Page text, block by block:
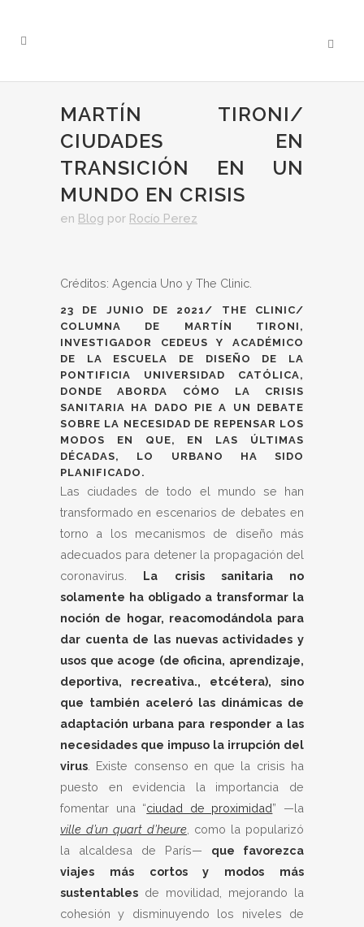
MARTÍN TIRONI/
CIUDADES EN
TRANSICIÓN EN UN
MUNDO EN CRISIS
en Blog por Rocío Perez
Créditos: Agencia Uno y The Clinic.
23 DE JUNIO DE 2021/ THE CLINIC/
COLUMNA DE MARTÍN TIRONI,
INVESTIGADOR CEDEUS Y ACADÉMICO
DE LA ESCUELA DE DISEÑO DE LA
PONTIFICIA UNIVERSIDAD CATÓLICA,
DONDE ABORDA CÓMO LA CRISIS
SANITARIA HA DADO PIE A UN DEBATE
SOBRE LA NECESIDAD DE REPENSAR LOS
MODOS EN QUE, EN LAS ÚLTIMAS
DÉCADAS, LO URBANO HA SIDO
PLANIFICADO.
Las ciudades de todo el mundo se han
transformado en escenarios de debates en
torno a los mecanismos de diseño más
adecuados para detener la propagación del
coronavirus.
La crisis sanitaria no
solamente ha obligado a transformar la
noción de hogar, reacomodándola para
dar cuenta de las nuevas actividades y
usos que acoge (de oficina, aprendizaje,
deportiva, recreativa., etcétera), sino
que también aceleró las dinámicas de
adaptación urbana para responder a las
necesidades que impuso la irrupción del
virus . Existe consenso en que la crisis ha
puesto en evidencia la importancia de
fomentar una “ciudad de proximidad” —la
ville d’un quart d’heure , como la popularizó
la alcaldesa de París— que favorezca
viajes más cortos y modos más
sustentables de movilidad, mejorando la
cohesión y disminuyendo los niveles de